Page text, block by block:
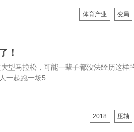
体育产业 变局
！
型马拉松，可能一辈子都没法经历这样
一起跑一场5...
2018 压轴